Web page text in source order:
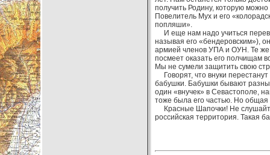
получить Родину, которую
Повелитель Мух и его
попляши».
И еще нам надо учиться
называя его «бендеровским»),
армией членов УПА и ОУН. Те же,
посмеет оказать его полчищам
Мы не сумели защитить свою
Говорят, что внуки
бабушки. Бабушки бывают
один «внучек» в Севастополе,
тоже была его частью. Но общая
Красные Шапочки! Не
российская территория. Такая